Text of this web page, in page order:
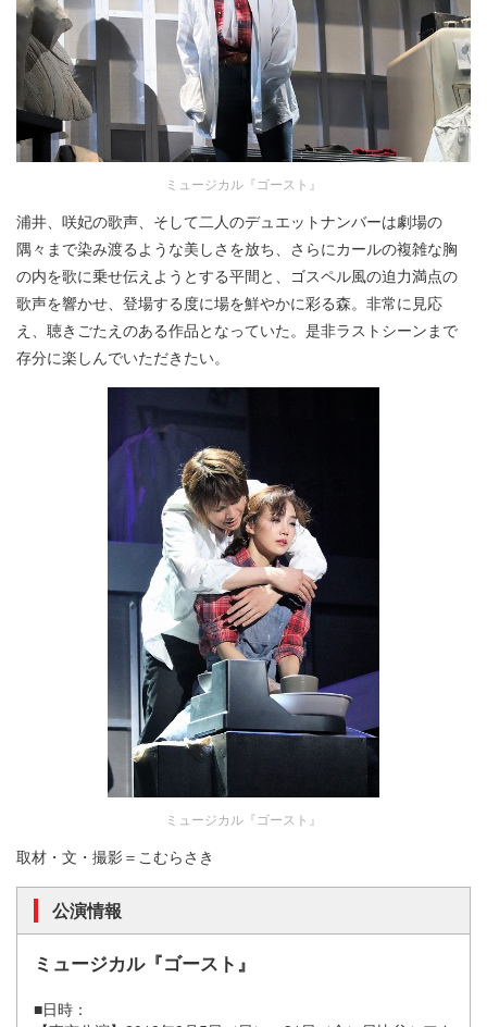
ミュージカル『ゴースト』
浦井、咲妃の歌声、そして二人のデュエットナンバーは劇場の
隅々まで染み渡るような美しさを放ち、さらにカールの複雑な胸
の内を歌に乗せ伝えようとする平間と、ゴスペル風の迫力満点の
歌声を響かせ、登場する度に場を鮮やかに彩る森。非常に見応
え、聴きごたえのある作品となっていた。是非ラストシーンまで
存分に楽しんでいただきたい。
ミュージカル『ゴースト』
取材・文・撮影＝こむらさき
公演情報
ミュージカル『ゴースト』
■日時：